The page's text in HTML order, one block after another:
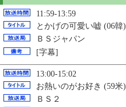
11:59-13:59
とかげの可愛い嘘 (06韓)
ＢＳジャパン
[字幕]
13:00-15:02
お熱いのがお好き (59米)
ＢＳ２